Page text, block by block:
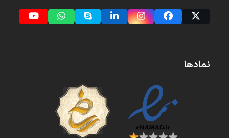
Twitter
Facebook
Instagram
LinkedIn
Skype
Whatsapp
نمادها